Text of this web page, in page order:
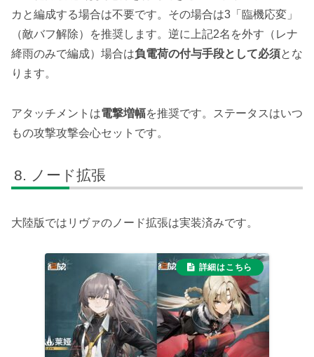
カと編成する場合は不要です。その場合は3「臨機応変」
（敵バフ解除）を推奨します。逆に上記2名を外す（レナ
絳雨のみで編成）場合は負電荷の付与手段として必須とな
ります。
アタッチメントは電撃増幅を推奨です。ステータスはいつ
もの攻撃攻撃会心セットです。
ノード拡張
大陸版ではリヴァのノード拡張は実装済みです。